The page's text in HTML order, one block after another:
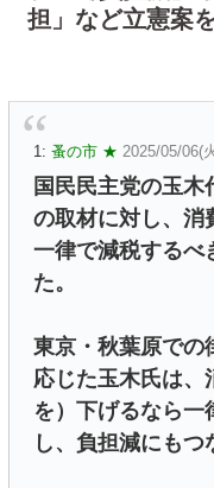
担」など立憲案
1: 蚤の市 ★ 2025/05/06(
国民民主党の玉木
の取材に対し、消
一律で減税するべ
た。
東京・秋葉原での
応じた玉木氏は、
を）下げるなら一
し、負担減にもつ